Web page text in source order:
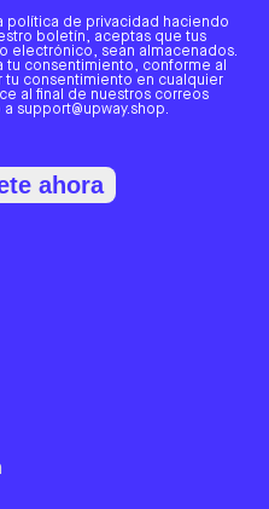
política de privacidad haciendo
boletín, aceptas que tus
electrónico, sean almacenados.
tu consentimiento, conforme al
tu consentimiento en cualquier
al final de nuestros correos
support@upway.shop.
ahora